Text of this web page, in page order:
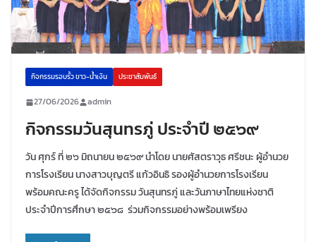
กิจกรรมรอบรั้ว ขาว-น้ำเงิน ประชาสัมพันธ์
27/06/2026 admin
กิจกรรมวันสุนทรภู่ ประจำปี ๒๕๖๙
วัน ศุกร์ ที่ ๒๖ มิถนายน ๒๕๖๙ นำโดย นายศัสตราวุธ ศรีชนะ ผู้อำนวย
การโรงเรียน นางสาวบุญตรี แก้วอินธิ รองผู้อำนวยการโรงเรียน
พร้อมคณะครู ได้จัดกิจกรรม วันสุนทรภู่ และวันภาษาไทยแห่งชาติ
ประจำปีการศึกษา ๒๕๖๘ ร่วมกิจกรรมอย่างพร้อมเพรียง